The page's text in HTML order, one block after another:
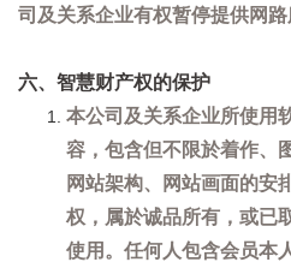
司及关系企业有权暂停提供网路
六、智慧财产权的保护
本公司及关系企业所使用
容，包含但不限於着作、
网站架构、网站画面的安
权，属於诚品所有，或已
使用。任何人包含会员本